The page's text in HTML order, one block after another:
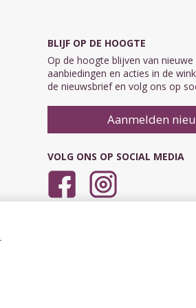
BLIJF OP DE HOOGTE
Op de hoogte blijven van nieuwe
aanbiedingen en acties in de
de nieuwsbrief en volg ons op
Aanmelden
VOLG ONS OP SOCIAL MEDIA